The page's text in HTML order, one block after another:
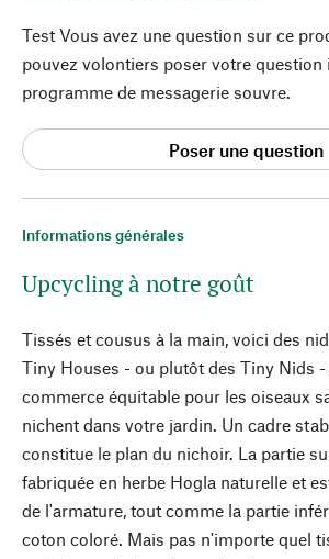
Informations générales
Upcycling à notre goût
Tissés et cousus à la main, voici des
Tiny Houses - ou plutôt des Tiny Nids
commerce équitable pour les oiseaux
nichent dans votre jardin. Un cadre
constitue le plan du nichoir. La partie
fabriquée en herbe Hogla naturelle et
de l'armature, tout comme la partie
coton coloré. Mais pas n'importe quel
Test Vous avez une question sur ce
pouvez volontiers poser votre question
programme de messagerie souvre.
Poser une question